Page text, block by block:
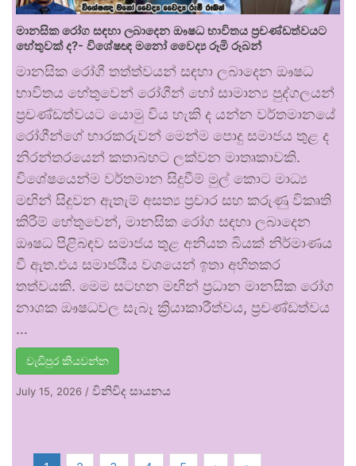
මානසික රෝග සඳහා ලබාදෙන ඖෂධ භාවිතය ප්‍රචණ්ඩත්වයට
හේතුවක් ද?- විශේෂඥ මනෝ වෛද්‍ය රූමි රූබන්
මානසික රෝගී තත්ත්වයන් සඳහා ලබාදෙන ඖෂධ
භාවිතය හේතුවෙන් රෝගීන් හෝ සාමාන්‍ය පුද්ගලයන්
ප්‍රචණ්ඩත්වයට යොමු විය හැකි ද යන්න වර්තමානයේ
රෝගීන්ගේ භාරකරුවන් මෙන්ම පොදු සමාජය තුළ ද
නිරන්තරයෙන් කතාබහට ලක්වන මාතෘකාවකි.
විශේෂයෙන්ම වර්තමාන සිදුවීම් මුල් කොට මාධ්‍ය
මඟින් සිදුවන ඇතැම් අසත්‍ය ප්‍රචාර සහ කරුණු විකෘති
කිරීම් හේතුවෙන්, මානසික රෝග සඳහා ලබාදෙන
ඖෂධ පිළිබඳව සමාජය තුළ අනියත බියක් නිර්මාණය
වී ඇත.එය සමාජයීය වශයෙන් ඉතා අහිතකර
තත්වයකි. මෙම සටහන මඟින් ප්‍රධාන මානසික රෝග
නාශක ඖෂධවල සැබෑ ක්‍රියාකාරීත්වය, ප්‍රචණ්ඩත්වය
…
වැඩිපුර කියවන්න
July 15, 2026 / විනිවිද සායනය